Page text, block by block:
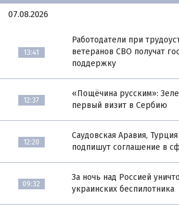
07.08.2026
13:41
Работодатели при
ветеранов СВО получат
поддержку
12:37
«Пощёчина русским»:
первый визит в Сербию
12:20
Саудовская Аравия,
подпишут соглашение в
09:32
За ночь над Россией
украинских беспилотника